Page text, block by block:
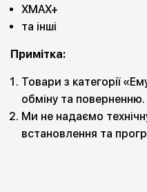
XMAX+
та інші
Примітка:
Товари з категорії
обміну та поверненню.
Ми не надаємо
встановлення та